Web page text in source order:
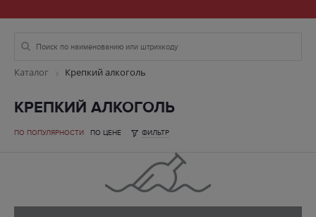
Каталог Крепкий алкоголь
КРЕПКИЙ АЛКОГОЛЬ
ПО ПОПУЛЯРНОСТИ ПО ЦЕНЕ ФИЛЬТР